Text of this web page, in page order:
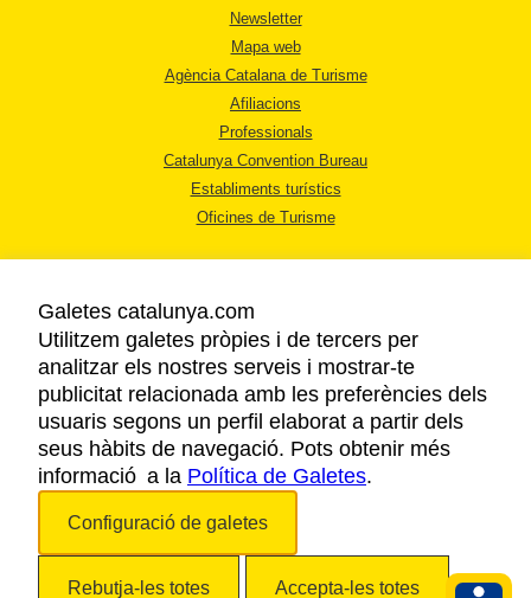
Newsletter
Mapa web
Agència Catalana de Turisme
Afiliacions
Professionals
Catalunya Convention Bureau
Establiments turístics
Oficines de Turisme
AVÍS LEGAL
POLÍTICA DE PRIVACITAT
COOKIES
ACCESSIBILITAT
Galetes catalunya.com
Utilitzem galetes pròpies i de tercers per
analitzar els nostres serveis i mostrar-te
publicitat relacionada amb les preferències dels
usuaris segons un perfil elaborat a partir dels
seus hàbits de navegació. Pots obtenir més
informació a la Política de Galetes.
Configuració de galetes
Rebutja-les totes Accepta-les totes